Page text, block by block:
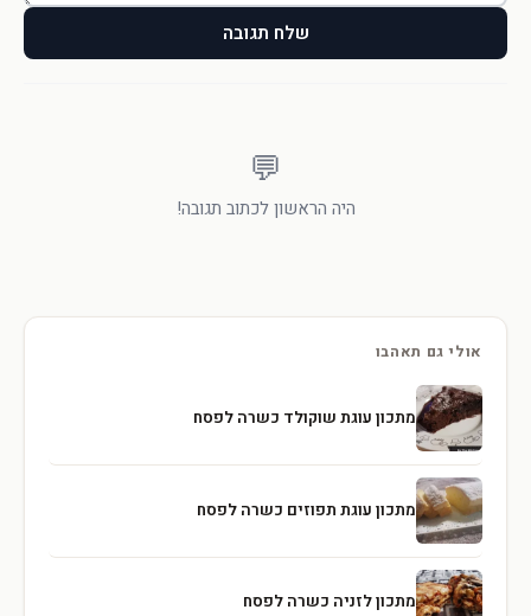
שלח תגובה
💬
היה הראשון לכתוב תגובה!
אולי גם תאהבו
מתכון עוגת שוקולד כשרה לפסח
מתכון עוגת תפוזים כשרה לפסח
מתכון לזניה כשרה לפסח